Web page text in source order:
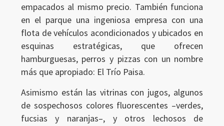
empacados al mismo precio. También funciona
en el parque una ingeniosa empresa con una
flota de vehículos acondicionados y ubicados en
esquinas estratégicas, que ofrecen
hamburguesas, perros y pizzas con un nombre
más que apropiado: El Trío Paisa.
Asimismo están las vitrinas con jugos, algunos
de sospechosos colores fluorescentes –verdes,
fucsias y naranjas–, y otros lechosos de